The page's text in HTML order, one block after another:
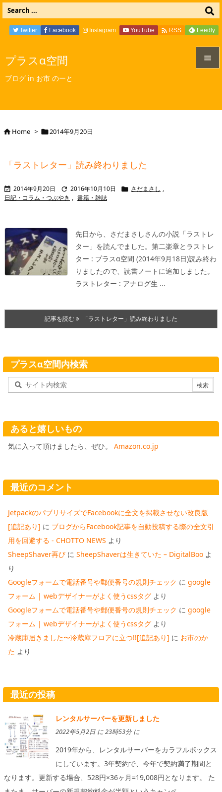
プラスα空間
ブログ in お市 のーと

Twitter Facebook Instagram YouTube  RSS Feedly
Home > 2014年9月20日
「ラストレター」読み終わりました
 2014年9月20日  2016年10月10日  さだまさし ,
日記・コラム・つぶやき , 書籍・雑誌
先日から、さだまさしさんの小説「ラストレ
ター」を読んでました。 第二楽章とラストレ
ター : プラスα空間 (2014年9月18日)読み終わ
りましたので、読書ノートに追加しました。
ラストレター : アナログ生 ...
記事を読む 「ラストレター」読み終わりました
プラスα空間内検索
あると嬉しいもの
気に入って頂けましたら、ぜひ。 Amazon.co.jp
最近のコメント
JetpackのパブリサイズでFacebookに全文を掲載させない改良版
[追記あり] に ブログからFacebook記事を自動投稿する際の全文引
用を回避する - CHOTTO NEWS より
SheepShaver再び に SheepShaverは生きていた – DigitalBoo よ
り
Googleフォームで電話番号や郵便番号の規則チェック に google
フォーム | webデザイナーがよく使うcssタグ より
Googleフォームで電話番号や郵便番号の規則チェック に google
フォーム | webデザイナーがよく使うcssタグ より
冷蔵庫届きました〜冷蔵庫フロアに立つ!![追記あり] に お市のか
た より
最近の投稿
レンタルサーバーを更新しました
2022年5月2日 に 23時53分 に
2019年から、レンタルサーバーをカラフルボックス
にしています。3年契約で、今年で契約満了期間と
なります。更新する場合、528円×36ヶ月=19,008円となります。 た